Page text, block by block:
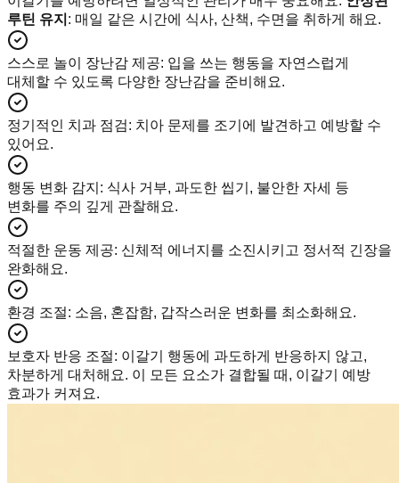
루틴 유지 : 매일 같은 시간에 식사, 산책, 수면을 취하게 해요.
스스로 놀이 장난감 제공: 입을 쓰는 행동을 자연스럽게
대체할 수 있도록 다양한 장난감을 준비해요.
정기적인 치과 점검: 치아 문제를 조기에 발견하고 예방할 수
있어요.
행동 변화 감지 : 식사 거부, 과도한 씹기, 불안한 자세 등
변화를 주의 깊게 관찰해요.
적절한 운동 제공: 신체적 에너지를 소진시키고 정서적 긴장을
완화해요.
환경 조절: 소음, 혼잡함, 갑작스러운 변화를 최소화해요.
보호자 반응 조절: 이갈기 행동에 과도하게 반응하지 않고,
차분하게 대처해요. 이 모든 요소가 결합될 때, 이갈기 예방
효과가 커져요.